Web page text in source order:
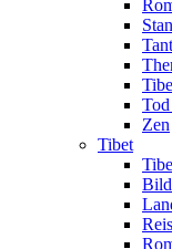
Zen
Tibet